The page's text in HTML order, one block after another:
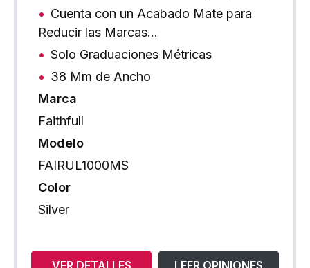
Cuenta con un Acabado Mate para
Reducir las Marcas…
Solo Graduaciones Métricas
38 Mm de Ancho
Marca
Faithfull
Modelo
FAIRUL1000MS
Color
Silver